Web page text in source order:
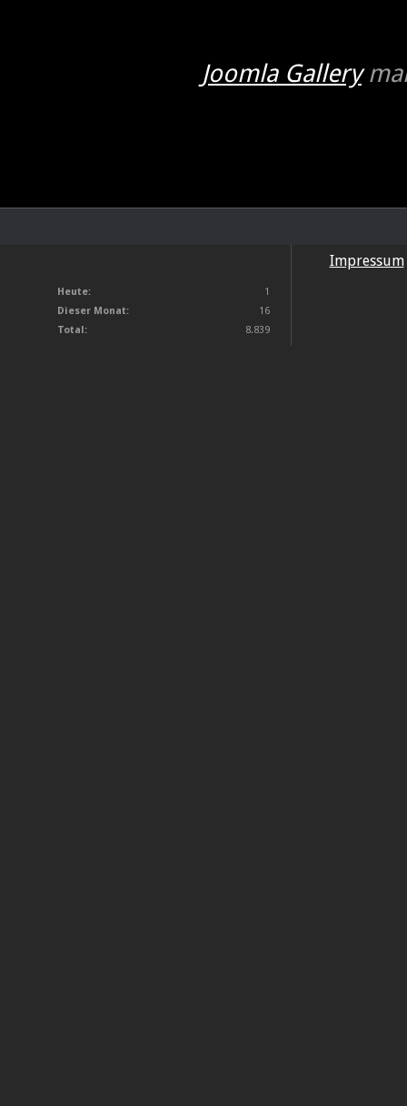
Joomla Gallery
Heute:
1
Dieser Monat:
16
Total:
8.839
Impressum